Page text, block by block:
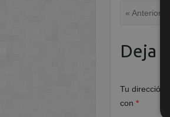
« Anterior
Deja
Tu dirección
con*